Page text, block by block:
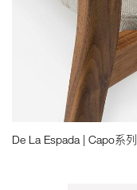
De La Espada | Capo系列